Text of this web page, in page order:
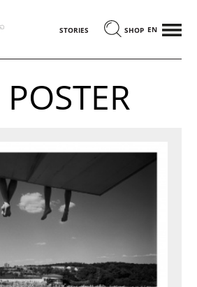
STORIES SHOP ENGLISCH
MENÜ
POSTER